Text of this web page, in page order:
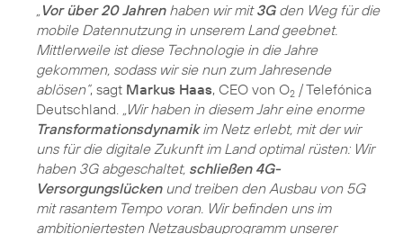
„Vor über 20 Jahrenhaben wir mit3Gden Weg für die
mobile Datennutzung in unserem Land geebnet.
Mittlerweile ist diese Technologie in die Jahre
gekommen, sodass wir sie nun zum Jahresende
ablösen“, sagt Markus Haas, CEO von O2 / Telefónica
Deutschland. „Wir haben in diesem Jahr eine enorme
Transformationsdynamikim Netz erlebt, mit der wir
uns für die digitale Zukunft im Land optimal rüsten: Wir
haben 3G abgeschaltet, schließen 4G-
Versorgungslückenund treiben den Ausbau von 5G
mit rasantem Tempo voran. Wir befinden uns im
ambitioniertesten Netzausbauprogramm unserer